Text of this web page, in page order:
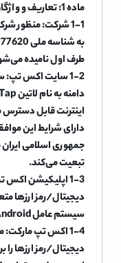
ماده 1: تعاریف و واژگان
1-1 شرکت: منظور
طرف اول نامیده
1-2 سایت اکس تپ:
اینترنت قابل دسترس
دارای شرایط این
جمهوری اسلامی
تبعیت می‌کند.
1-3 اپلیکیشن
دیجیتال/رمز ارزها
سیستم عامل Android و iOS می‌باشد.
1-4 اکس تپ
دیجیتال/رمز ارزها